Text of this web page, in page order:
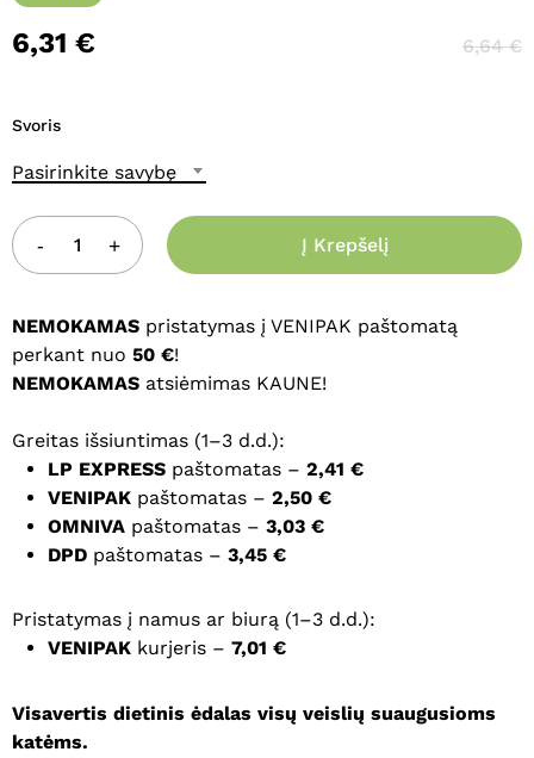
6,31 € 6,64€
Svoris
Pasirinkite savybę
Į Krepšelį
NEMOKAMAS pristatymas į VENIPAK paštomatą
perkant nuo 50 €!
NEMOKAMAS atsiėmimas KAUNE!
Greitas išsiuntimas (1–3 d.d.):
LP EXPRESS paštomatas – 2,41 €
VENIPAK paštomatas – 2,50 €
OMNIVA paštomatas – 3,03 €
DPD paštomatas – 3,45 €
Pristatymas į namus ar biurą (1–3 d.d.):
VENIPAK kurjeris – 7,01 €
Visavertis dietinis ėdalas visų veislių suaugusioms
katėms.